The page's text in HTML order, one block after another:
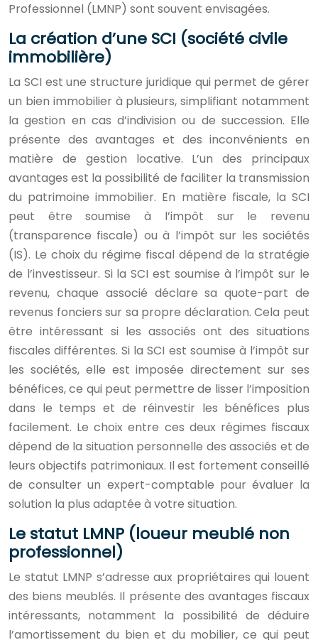
Professionnel (LMNP) sont souvent envisagées.
La création d’une SCI (société civile
immobilière)
La SCI est une structure juridique qui permet de gérer
un bien immobilier à plusieurs, simplifiant notamment
la gestion en cas d’indivision ou de succession. Elle
présente des avantages et des inconvénients en
matière de gestion locative. L’un des principaux
avantages est la possibilité de faciliter la transmission
du patrimoine immobilier. En matière fiscale, la SCI
peut être soumise à l’impôt sur le revenu
(transparence fiscale) ou à l’impôt sur les sociétés
(IS). Le choix du régime fiscal dépend de la stratégie
de l’investisseur. Si la SCI est soumise à l’impôt sur le
revenu, chaque associé déclare sa quote-part de
revenus fonciers sur sa propre déclaration. Cela peut
être intéressant si les associés ont des situations
fiscales différentes. Si la SCI est soumise à l’impôt sur
les sociétés, elle est imposée directement sur ses
bénéfices, ce qui peut permettre de lisser l’imposition
dans le temps et de réinvestir les bénéfices plus
facilement. Le choix entre ces deux régimes fiscaux
dépend de la situation personnelle des associés et de
leurs objectifs patrimoniaux. Il est fortement conseillé
de consulter un expert-comptable pour évaluer la
solution la plus adaptée à votre situation.
Le statut LMNP (loueur meublé non
professionnel)
Le statut LMNP s’adresse aux propriétaires qui louent
des biens meublés. Il présente des avantages fiscaux
intéressants, notamment la possibilité de déduire
l’amortissement du bien et du mobilier, ce qui peut